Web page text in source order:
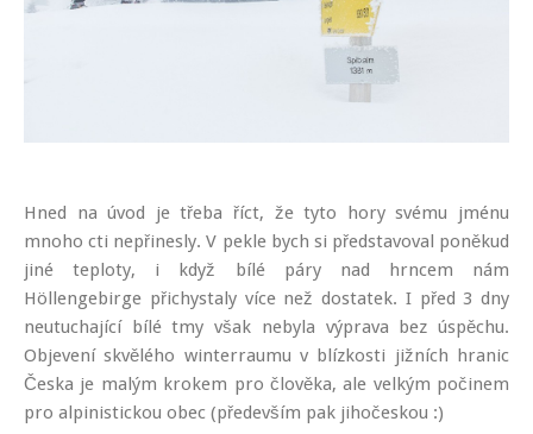
Hned na úvod je třeba říct, že tyto hory svému jménu
mnoho cti nepřinesly. V pekle bych si představoval poněkud
jiné teploty, i když bílé páry nad hrncem nám
Höllengebirge přichystaly více než dostatek. I před 3 dny
neutuchající bílé tmy však nebyla výprava bez úspěchu.
Objevení skvělého winterraumu v blízkosti jižních hranic
Česka je malým krokem pro člověka, ale velkým počinem
pro alpinistickou obec (především pak jihočeskou :)